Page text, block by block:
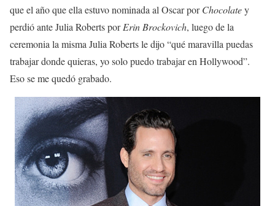
que el año que ella estuvo nominada al Oscar porChocolatey
perdió ante Julia Roberts porErin Brockovich, luego de la
ceremonia la misma Julia Roberts le dijo “qué maravilla puedas
trabajar donde quieras, yo solo puedo trabajar en Hollywood”.
Eso se me quedó grabado.